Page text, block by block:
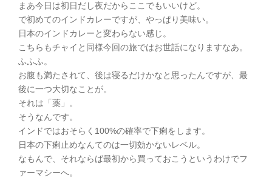
まあ今日は初日だし夜だからここでもいいけど。
で初めてのインドカレーですが、やっぱり美味い。
日本のインドカレーと変わらない感じ。
こちらもチャイと同様今回の旅ではお世話になりますなあ。
ふふふ。
お腹も満たされて、後は寝るだけかなと思ったんですが、最
後に一つ大切なことが。
それは「薬」。
そうなんです。
インドではおそらく100%の確率で下痢をします。
日本の下痢止めなんてのは一切効かないレベル。
なもんで、それならば最初から買っておこうというわけでフ
ァーマシーへ。